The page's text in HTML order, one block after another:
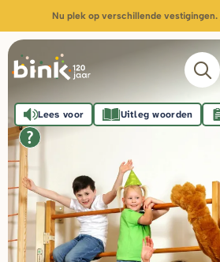
Nu plek op verschillende vestigingen.
Lees voor Uitleg woorden